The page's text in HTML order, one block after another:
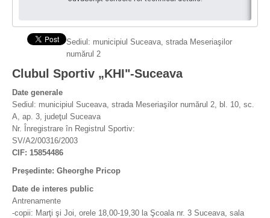
DOCUMENT
How I can contribute?
Support
Sediul: municipiul Suceava, strada Meseriaşilor
numărul 2
Clubul Sportiv „KHI"-Suceava
Date generale
Sediul: municipiul Suceava, strada Meseriaşilor numărul 2, bl. 10, sc.
A, ap. 3, judeţul Suceava
Nr. Înregistrare în Registrul Sportiv:
SV/A2/00316/2003
CIF: 15854486
Preşedinte: Gheorghe Pricop
Date de interes public
Antrenamente
-copii: Marţi şi Joi, orele 18,00-19,30 la Şcoala nr. 3 Suceava, sala